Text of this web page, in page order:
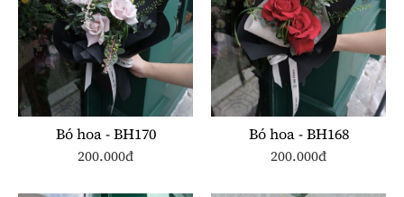
Bó hoa - BH170
200.000đ
Bó hoa - BH168
200.000đ